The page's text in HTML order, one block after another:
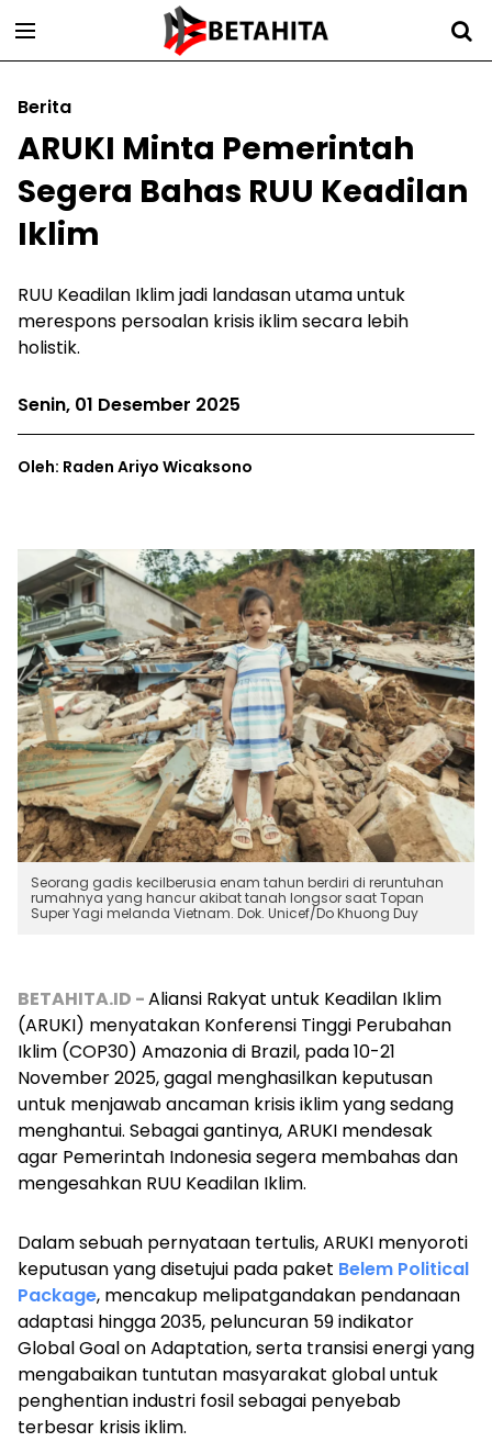
Berita
ARUKI Minta Pemerintah
Segera Bahas RUU Keadilan
Iklim
RUU Keadilan Iklim jadi landasan utama untuk
merespons persoalan krisis iklim secara lebih
holistik.
Senin, 01 Desember 2025
Oleh: Raden Ariyo Wicaksono
Seorang gadis kecilberusia enam tahun berdiri di reruntuhan
rumahnya yang hancur akibat tanah longsor saat Topan
Super Yagi melanda Vietnam. Dok. Unicef/Do Khuong Duy
BETAHITA.ID -Aliansi Rakyat untuk Keadilan Iklim
(ARUKI) menyatakan Konferensi Tinggi Perubahan
Iklim (COP30) Amazonia di Brazil, pada 10-21
November 2025, gagal menghasilkan keputusan
untuk menjawab ancaman krisis iklim yang sedang
menghantui. Sebagai gantinya, ARUKI mendesak
agar Pemerintah Indonesia segera membahas dan
mengesahkan RUU Keadilan Iklim.
Dalam sebuah pernyataan tertulis, ARUKI menyoroti
keputusan yang disetujui pada paket Belem Political
Package, mencakup melipatgandakan pendanaan
adaptasi hingga 2035, peluncuran 59 indikator
Global Goal on Adaptation,serta transisi energi yang
mengabaikan tuntutan masyarakat global untuk
penghentian industri fosil sebagai penyebab
terbesar krisis iklim.